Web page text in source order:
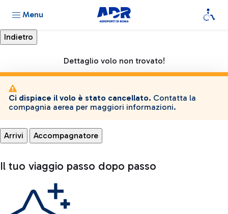
Menu
Dettaglio volo non trovato!
Ci dispiace il volo è stato cancellato. Contatta la
compagnia aerea per maggiori informazioni.
Arrivi Accompagnatore
Il tuo viaggio passo dopo passo